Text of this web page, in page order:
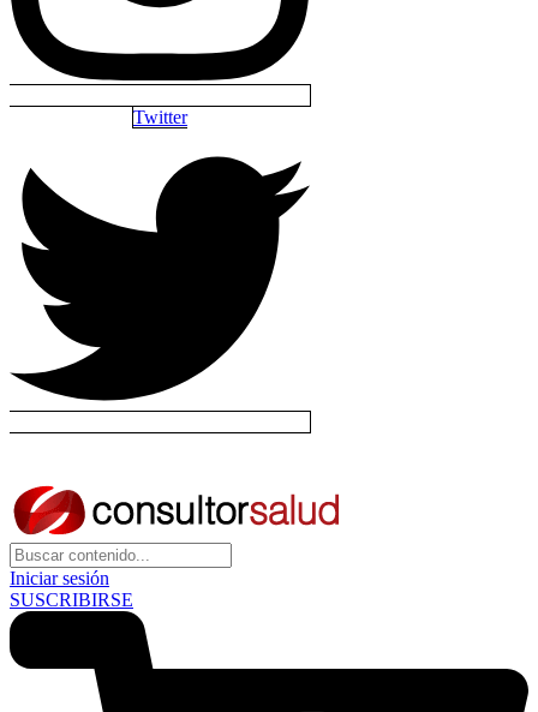
Twitter
Iniciar sesión
SUSCRIBIRSE